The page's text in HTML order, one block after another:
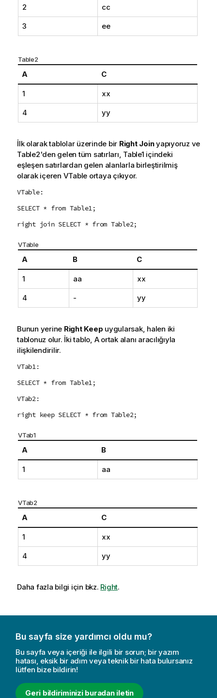
2 cc
3 ee
Table2
A C
1 xx
4 yy
İlk olarak tablolar üzerinde bir Right Joinyapıyoruz ve
Table2'den gelen tüm satırları, Table1 içindeki
eşleşen satırlardan gelen alanlarla birleştirilmiş
olarak içeren VTable ortaya çıkıyor.
VTable:
SELECT * from Table1;
right join SELECT * from Table2;
VTable
A B C
1 aa xx
4 - yy
Bunun yerine Right Keep uygularsak, halen iki
tablonuz olur. İki tablo, Aortak alanı aracılığıyla
ilişkilendirilir.
VTab1:
SELECT * from Table1;
VTab2:
right keep SELECT * from Table2;
VTab1
A B
1 aa
VTab2
A C
1 xx
4 yy
Daha fazla bilgi için bkz. Right.
Bu sayfa size yardımcı oldu mu?
Bu sayfa veya içeriği ile ilgili bir sorun; bir yazım
hatası, eksik bir adım veya teknik bir hata bulursanız
lütfen bize bildirin!
Geri bildiriminizi buradan iletin